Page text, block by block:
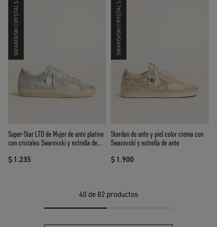
SWAROVSKI CRYSTALS
Super-Star LTD de Mujer de ante platino
con cristales Swarovski y estrella de
$ 1.235
SWAROVSKI CRYSTALS
Stardan de ante y piel color crema con
Swarovski y estrella de ante
$ 1.900
40 de 82 productos